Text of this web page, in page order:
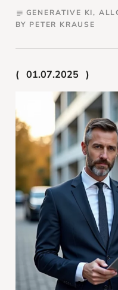
subject GENERATIVE KI,
BY PETER KRAUSE
01.07.2025